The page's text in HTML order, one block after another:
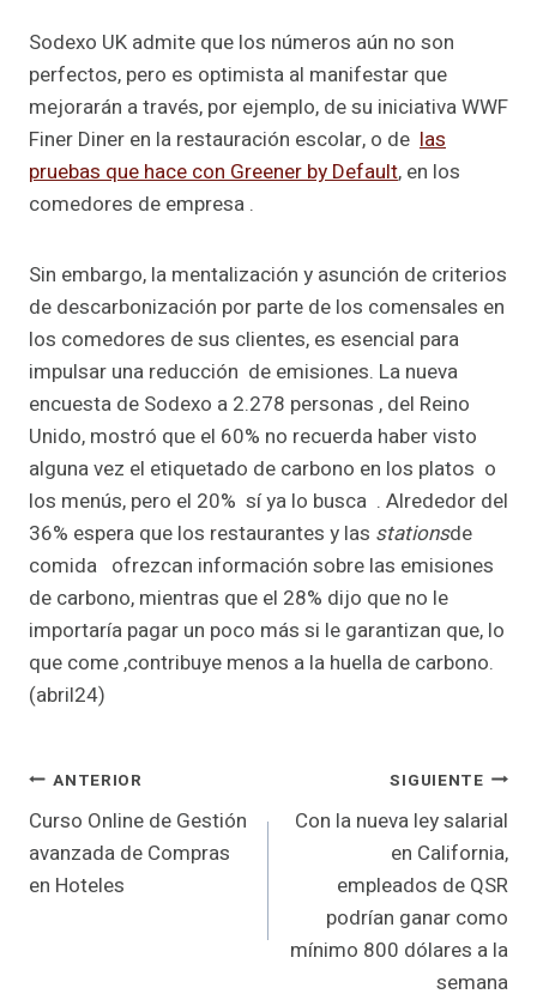
Sodexo UK admite que los números aún no son
perfectos, pero es optimista al manifestar que
mejorarán a través, por ejemplo, de su iniciativa WWF
Finer Diner en la restauración escolar, o de las
pruebas que hace con Greener by Default, en los
comedores de empresa .
Sin embargo, la mentalización y asunción de criterios
de descarbonización por parte de los comensales en
los comedores de sus clientes, es esencial para
impulsar una reducción de emisiones. La nueva
encuesta de Sodexo a 2.278 personas , del Reino
Unido, mostró que el 60% no recuerda haber visto
alguna vez el etiquetado de carbono en los platos o
los menús, pero el 20% sí ya lo busca . Alrededor del
36% espera que los restaurantes y las stationsde
comida ofrezcan información sobre las emisiones
de carbono, mientras que el 28% dijo que no le
importaría pagar un poco más si le garantizan que, lo
que come ,contribuye menos a la huella de carbono.
(abril24)
Navegación
de
entradas
ANTERIOR
Curso Online de Gestión
avanzada de Compras
en Hoteles
SIGUIENTE
Con la nueva ley salarial
en California,
empleados de QSR
podrían ganar como
mínimo 800 dólares a la
semana